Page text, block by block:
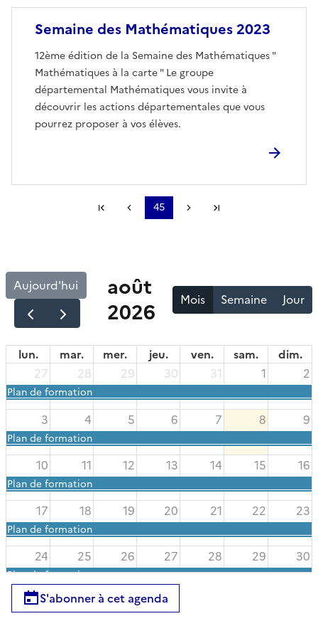
Semaine des Mathématiques 2023
12ème édition de la Semaine des Mathématiques "
Mathématiques à la carte " Le groupe
départemental Mathématiques vous invite à
découvrir les actions départementales que vous
pourrez proposer à vos élèves.
Première pagePage précédente
45 Page suivante
Aujourd'hui
août
2026
Mois Semaine Jour
lun. mar. mer. jeu. ven. sam.
dim.
27
28 29 30 31 1 2
Plan de formation
3 4 5 6 7 8 9
Plan de formation
10 11 12 13 14 15 16
Plan de formation
17 18 19 20 21 22 23
Plan de formation
24 25 26 27 28 29 30
Plan de formation
31 1 2
S'abonner à cet agenda